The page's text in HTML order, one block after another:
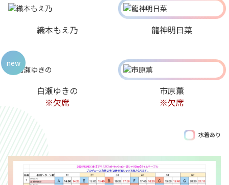
織本もえ乃 龍神明日菜
白瀬ゆきの
※欠席
new
市原薫
※欠席
水着あり